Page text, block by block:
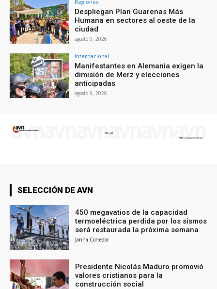
Regiones
Despliegan Plan Guarenas Más
Humana en sectores al oeste de la
ciudad
agosto 9, 2026
Internacional
Manifestantes en Alemania exigen la
dimisión de Merz y elecciones
anticipadas
agosto 9, 2026
SELECCIÓN DE AVN
450 megavatios de la capacidad
termoeléctrica perdida por los sismos
será restaurada la próxima semana
Janna Corredor
Presidente Nicolás Maduro promovió
valores cristianos para la
construcción social